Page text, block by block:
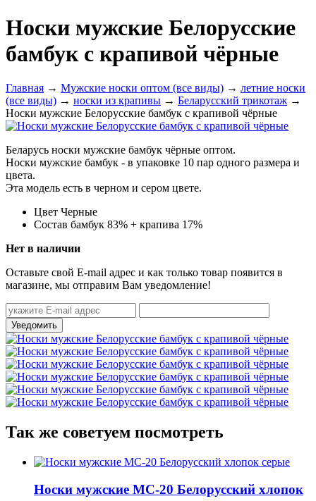
Носки мужские Белорусские
бамбук с крапивой чёрные
Главная → Мужские носки оптом (все виды) → летние носки
(все виды) → носки из крапивы → Беларусский трикотаж →
Носки мужские Белорусские бамбук с крапивой чёрные
Беларусь носки мужские бамбук чёрные оптом.
Носки мужские бамбук - в упаковке 10 пар одного размера и
цвета.
Эта модель есть в черном и сером цвете.
Цвет Черные
Состав бамбук 83% + крапива 17%
Нет в наличии
Оставьте свой E-mail адрес и как только товар появится в
магазине, мы отправим Вам уведомление!
Так же советуем посмотреть
Носки мужские МС-20 Белорусский хлопок